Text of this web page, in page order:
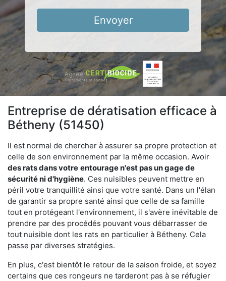
Envoyer
Entreprise de dératisation efficace à
Bétheny (51450)
Il est normal de chercher à assurer sa propre protection et
celle de son environnement par la même occasion. Avoir
des rats dans votre entourage n'est pas un gage de
sécurité ni d'hygiène. Ces nuisibles peuvent mettre en
péril votre tranquillité ainsi que votre santé. Dans un l'élan
de garantir sa propre santé ainsi que celle de sa famille
tout en protégeant l'environnement, il s'avère inévitable de
prendre par des procédés pouvant vous débarrasser de
tout nuisible dont les rats en particulier à Bétheny. Cela
passe par diverses stratégies.
En plus, c'est bientôt le retour de la saison froide, et soyez
certains que ces rongeurs ne tarderont pas à se réfugier